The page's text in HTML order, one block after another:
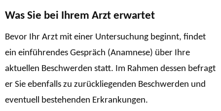
Was Sie bei Ihrem Arzt erwartet
Bevor Ihr Arzt mit einer Untersuchung beginnt, findet
ein einführendes Gespräch (Anamnese) über Ihre
aktuellen Beschwerden statt. Im Rahmen dessen befragt
er Sie ebenfalls zu zurückliegenden Beschwerden und
eventuell bestehenden Erkrankungen.